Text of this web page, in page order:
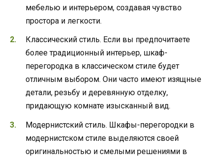
мебелью и интерьером, создавая чувство
простора и легкости.
Классический стиль. Если вы предпочитаете
более традиционный интерьер, шкаф-
перегородка в классическом стиле будет
отличным выбором. Они часто имеют изящные
детали, резьбу и деревянную отделку,
придающую комнате изысканный вид.
Модернистский стиль. Шкафы-перегородки в
модернистском стиле выделяются своей
оригинальностью и смелыми решениями в